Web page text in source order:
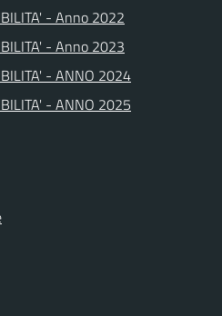
- Anno 2022
- Anno 2023
- ANNO 2024
- ANNO 2025